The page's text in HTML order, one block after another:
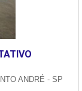
ANDRÉ - SP